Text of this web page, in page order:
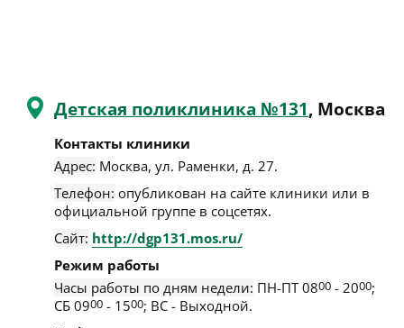
Детская поликлиника №131, Москва
Контакты клиники
Адрес: Москва, ул. Раменки, д. 27.
Телефон: опубликован на сайте клиники или в
официальной группе в соцсетях.
Сайт: http://dgp131.mos.ru/
Режим работы
Часы работы по дням недели: ПН-ПТ 0800 - 2000;
СБ 0900 - 1500; ВС - Выходной.